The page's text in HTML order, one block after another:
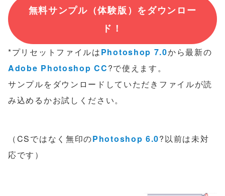
無料サンプル（体験版）をダウンロー
ド！
*プリセットファイルはPhotoshop 7.0から最新の
Adobe Photoshop CC?で使えます。
サンプルをダウンロードしていただきファイルが読
み込めるかお試しください。
（CSではなく無印のPhotoshop 6.0?以前は未対
応です）